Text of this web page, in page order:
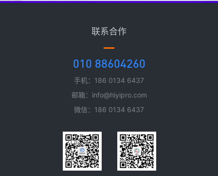
联系合作
010 88604260
手机：186 0134 6437
邮箱：info@hiyipro.com
微信：186 0134 6437